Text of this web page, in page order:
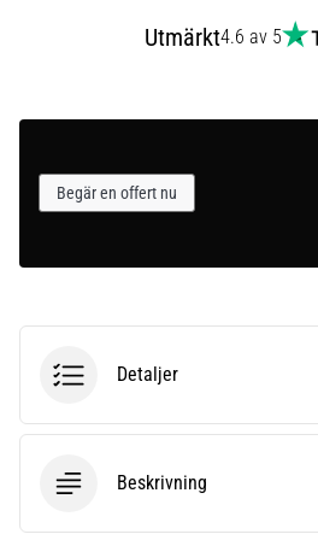
Utmärkt4.6 av 5
Begär en offert nu
Detaljer
Beskrivning